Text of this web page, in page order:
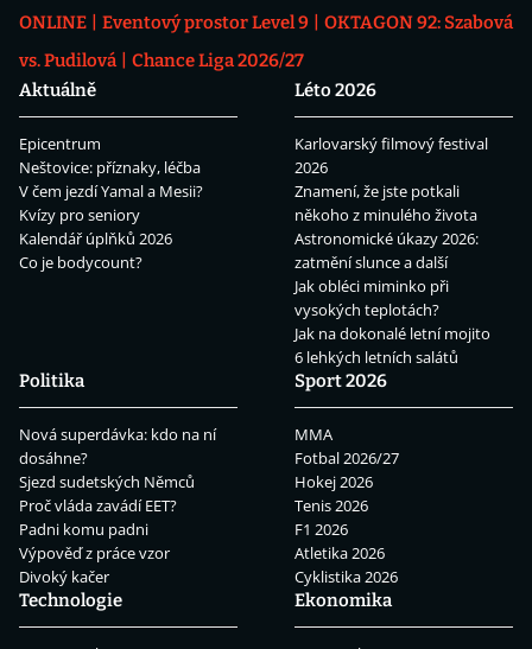
ONLINE
Eventový prostor Level 9
OKTAGON 92: Szabová
vs. Pudilová
Chance Liga 2026/27
Aktuálně
Epicentrum
Neštovice: příznaky, léčba
V čem jezdí Yamal a Mesii?
Kvízy pro seniory
Kalendář úplňků 2026
Co je bodycount?
Léto 2026
Karlovarský filmový festival
2026
Znamení, že jste potkali
někoho z minulého života
Astronomické úkazy 2026:
zatmění slunce a další
Jak obléci miminko při
vysokých teplotách?
Jak na dokonalé letní mojito
6 lehkých letních salátů
Politika
Nová superdávka: kdo na ní
dosáhne?
Sjezd sudetských Němců
Proč vláda zavádí EET?
Padni komu padni
Výpověď z práce vzor
Divoký kačer
Sport 2026
MMA
Fotbal 2026/27
Hokej 2026
Tenis 2026
F1 2026
Atletika 2026
Cyklistika 2026
Technologie
Ekonomika